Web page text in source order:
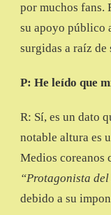
por muchos fans.
su apoyo público
surgidas a raíz de
P: He leído que
R: Sí, es un dato
notable altura es
Medios coreanos
“Protagonista
debido a su